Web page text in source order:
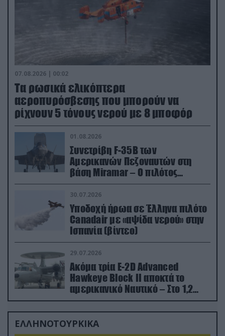
07.08.2026 | 00:02
Τα ρωσικά ελικόπτερα
αεροπυρόσβεσης που μπορούν να
ρίχνουν 5 τόνους νερού με 8 μποφόρ
01.08.2026
Συνετρίβη F-35B των
Αμερικανών Πεζοναυτών στη
βάση Miramar – Ο πιλότος
εκτινάχθηκε εγκαίρως
30.07.2026
Υποδοχή ήρωα σε Έλληνα πιλότο
Canadair με «αψίδα νερού» στην
Ισπανία (βίντεο)
29.07.2026
Ακόμα τρία E-2D Advanced
Hawkeye Block II αποκτά το
αμερικανικό Ναυτικό – Στο 1,2
δισ.δολάρια το κόστος
ΕΛΛΗΝΟΤΟΥΡΚΙΚΑ